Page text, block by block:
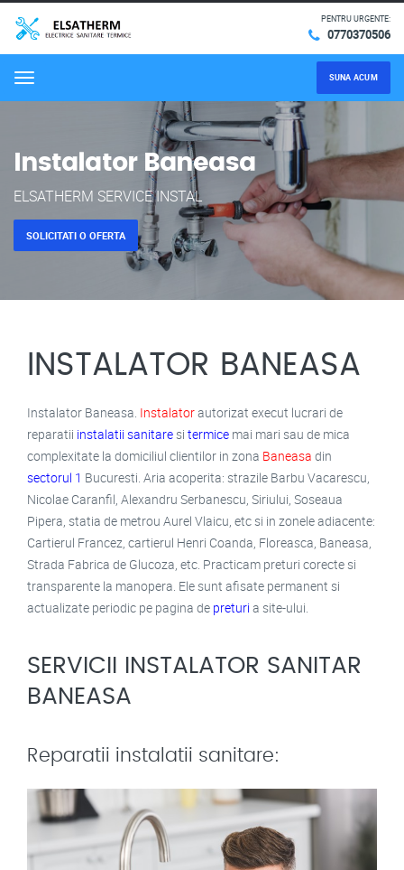
PENTRU URGENTE:
0770370506
Menu SUNA ACUM
Instalator Baneasa
ELSATHERM SERVICE INSTAL
SOLICITATI O OFERTA
INSTALATOR BANEASA
Instalator Baneasa. Instalatorautorizat execut lucrari de
reparatii instalatii sanitaresi termice mai mari sau de mica
complexitate la domiciliul clientilor in zona Baneasa din
sectorul 1 Bucuresti. Aria acoperita: strazile Barbu Vacarescu,
Nicolae Caranfil, Alexandru Serbanescu, Siriului, Soseaua
Pipera, statia de metrou Aurel Vlaicu, etc si in zonele adiacente:
Cartierul Francez, cartierul Henri Coanda, Floreasca, Baneasa,
Strada Fabrica de Glucoza, etc. Practicam preturi corecte si
transparente la manopera. Ele sunt afisate permanent si
actualizate periodic pe pagina de preturi a site-ului.
SERVICII INSTALATOR SANITAR
BANEASA
Reparatii instalatii sanitare: